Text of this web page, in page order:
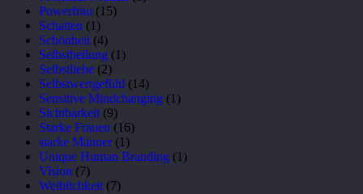
Powerfrau (15)
Schatten (1)
Schönheit (4)
Selbstheilung (1)
Selbstliebe (2)
Selbstwertgefühl (14)
Sensitive Mindchanging (1)
Sichtbarkeit (9)
Starke Frauen (16)
starke Männer(1)
Unique Human Branding (1)
Vision (7)
Weiblichkeit (7)